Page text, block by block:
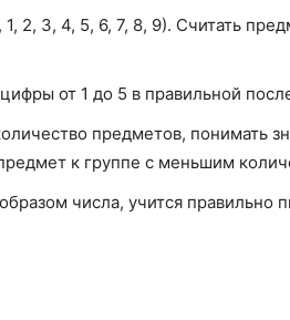
2, 3, 4, 5, 6, 7, 8, 9). Считать
от 1 до 5 в правильной
предметов,
к группе с меньшим
числа, учится правильно